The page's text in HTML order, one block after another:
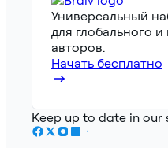
Универсальный
для глобального
авторов.
Начать бесплатно
Keep up to date in our